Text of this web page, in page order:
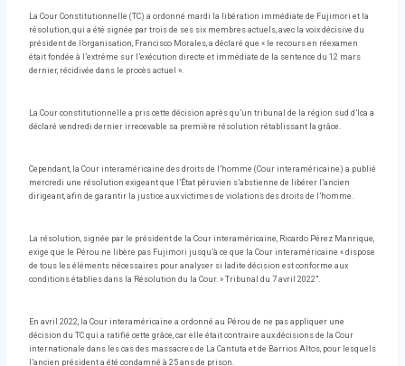
La Cour Constitutionnelle (TC) a ordonné mardi la libération immédiate de Fujimori et la
résolution, qui a été signée par trois de ses six membres actuels, avec la voix décisive du
président de l’organisation, Francisco Morales, a déclaré que « le recours en réexamen
était fondée à l’extrême sur l’exécution directe et immédiate de la sentence du 12 mars
dernier, récidivée dans le procès actuel ».
La Cour constitutionnelle a pris cette décision après qu’un tribunal de la région sud d’Ica a
déclaré vendredi dernier irrecevable sa première résolution rétablissant la grâce.
Cependant, la Cour interaméricaine des droits de l’homme (Cour interaméricaine) a publié
mercredi une résolution exigeant que l’État péruvien s’abstienne de libérer l’ancien
dirigeant, afin de garantir la justice aux victimes de violations des droits de l’homme.
La résolution, signée par le président de la Cour interaméricaine, Ricardo Pérez Manrique,
exige que le Pérou ne libère pas Fujimori jusqu’à ce que la Cour interaméricaine « dispose
de tous les éléments nécessaires pour analyser si ladite décision est conforme aux
conditions établies dans la Résolution du la Cour. » Tribunal du 7 avril 2022″.
En avril 2022, la Cour interaméricaine a ordonné au Pérou de ne pas appliquer une
décision du TC qui a ratifié cette grâce, car elle était contraire aux décisions de la Cour
internationale dans les cas des massacres de La Cantuta et de Barrios Altos, pour lesquels
l’ancien président a été condamné à 25 ans de prison.